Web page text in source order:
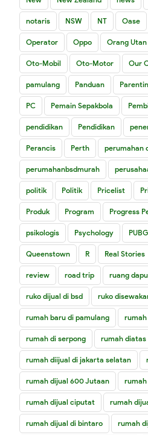
notaris NSW NT Oase
Operator Oppo Orang Utan
Oto-Mobil Oto-Motor Our
pamulang Panduan
PC Pemain Sepakbola
pendidikan Pendidikan
Perancis Perth perumahan
perumahanbsdmurah
politik Politik Pricelist
Produk Program Progress
psikologis Psychology
Queenstown R Real Stories
review road trip ruang
ruko dijual di bsd ruko
rumah baru di pamulang
rumah di serpong rumah diatas
rumah diijual di jakarta selatan
rumah dijual 600 Jutaan
rumah dijual ciputat rumah
rumah dijual di bintaro rumah